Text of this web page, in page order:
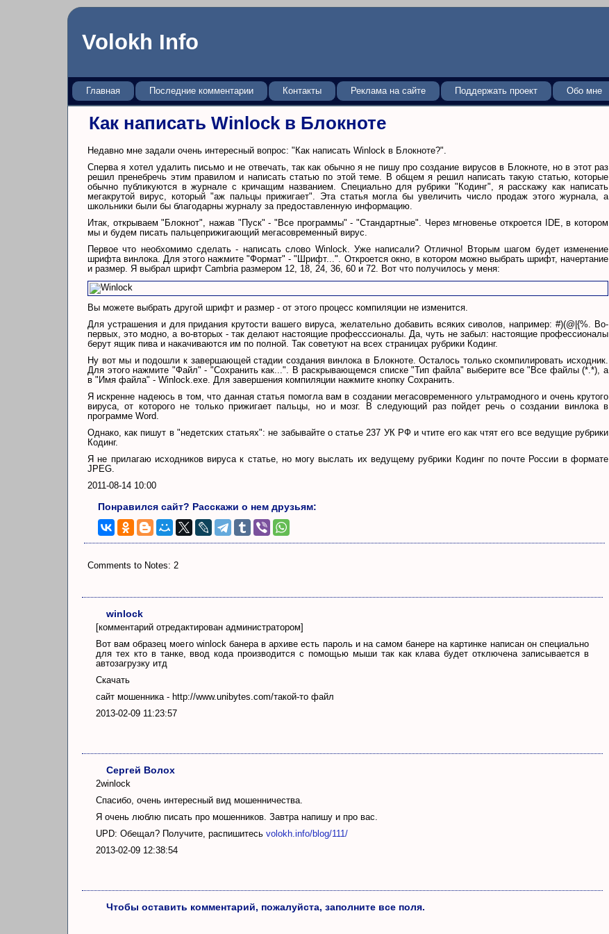
Volokh Info
Главная Последние комментарии Контакты Реклама на сайте Поддержать проект Обо мне
Как написать Winlock в Блокноте
Недавно мне задали очень интересный вопрос: "Как написать Winlock в Блокноте?".
Сперва я хотел удалить письмо и не отвечать, так как обычно я не пишу про создание вирусов в Блокноте, но в этот раз
решил пренебречь этим правилом и написать статью по этой теме. В общем я решил написать такую статью, которые
обычно публикуются в журнале с кричащим названием. Специально для рубрики "Кодинг", я расскажу как написать
мегакрутой вирус, который "аж пальцы прижигает". Эта статья могла бы увеличить число продаж этого журнала, а
школьники были бы благодарны журналу за предоставленную информацию.
Итак, открываем "Блокнот", нажав "Пуск" - "Все программы" - "Стандартные". Через мгновенье откроется IDE, в котором
мы и будем писать пальцеприжигающий мегасовременный вирус.
Первое что необхомимо сделать - написать слово Winlock. Уже написали? Отлично! Вторым шагом будет изменение
шрифта винлока. Для этого нажмите "Формат" - "Шрифт...". Откроется окно, в котором можно выбрать шрифт, начертание
и размер. Я выбрал шрифт Cambria размером 12, 18, 24, 36, 60 и 72. Вот что получилось у меня:
Вы можете выбрать другой шрифт и размер - от этого процесс компиляции не изменится.
Для устрашения и для придания крутости вашего вируса, желательно добавить всяких сиволов, например: #)(@|{%. Во-
первых, это модно, а во-вторых - так делают настоящие професссионалы. Да, чуть не забыл: настоящие профессионалы
берут ящик пива и накачиваются им по полной. Так советуют на всех страницах рубрики Кодинг.
Ну вот мы и подошли к завершающей стадии создания винлока в Блокноте. Осталось только скомпилировать исходник.
Для этого нажмите "Файл" - "Сохранить как...". В раскрывающемся списке "Тип файла" выберите все "Все файлы (*.*), а
в "Имя файла" - Winlock.exe. Для завершения компиляции нажмите кнопку Сохранить.
Я искренне надеюсь в том, что данная статья помогла вам в создании мегасовременного ультрамодного и очень крутого
вируса, от которого не только прижигает пальцы, но и мозг. В следующий раз пойдет речь о создании винлока в
программе Word.
Однако, как пишут в "недетских статьях": не забывайте о статье 237 УК РФ и чтите его как чтят его все ведущие рубрики
Кодинг.
Я не прилагаю исходников вируса к статье, но могу выслать их ведущему рубрики Кодинг по почте России в формате
JPEG.
2011-08-14 10:00
Понравился сайт? Расскажи о нем друзьям:
Comments to Notes: 2
winlock
[комментарий отредактирован администратором]
Вот вам образец моего winlock банера в архиве есть пароль и на самом банере на картинке написан он специально
для тех кто в танке, ввод кода производится с помощью мыши так как клава будет отключена записывается в
автозагрузку итд
Скачать
сайт мошенника - http://www.unibytes.com/такой-то файл
2013-02-09 11:23:57
Сергей Волох
2winlock
Спасибо, очень интересный вид мошенничества.
Я очень люблю писать про мошенников. Завтра напишу и про вас.
UPD: Обещал? Получите, распишитесь volokh.info/blog/111/
2013-02-09 12:38:54
Чтобы оставить комментарий, пожалуйста, заполните все поля.